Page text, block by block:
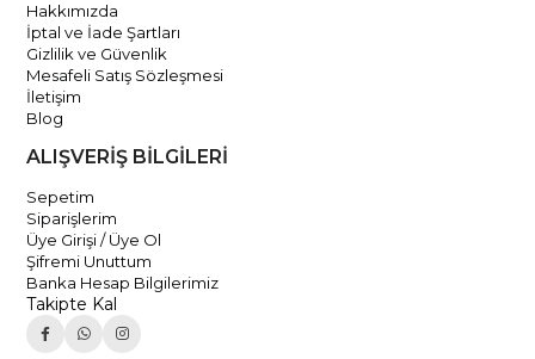
Hakkımızda
İptal ve İade Şartları
Gizlilik ve Güvenlik
Mesafeli Satış Sözleşmesi
İletişim
Blog
ALIŞVERİŞ BİLGİLERİ
Sepetim
Siparişlerim
Üye Girişi / Üye Ol
Şifremi Unuttum
Banka Hesap Bilgilerimiz
Takipte Kal